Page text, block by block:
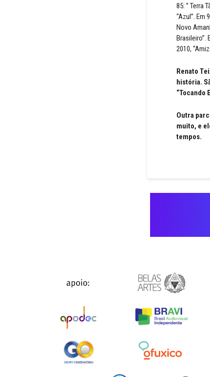
85: ” Terra
“Azul”. Em
Novo
Brasileiro”.
2010,
Renato
história.
“Tocando
Outra
muito, e
tempos.